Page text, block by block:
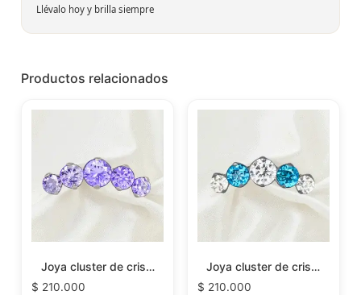
Llévalo hoy y brilla siempre
Productos relacionados
Joya cluster de cris…
$ 210.000
Joya cluster de cris…
$ 210.000